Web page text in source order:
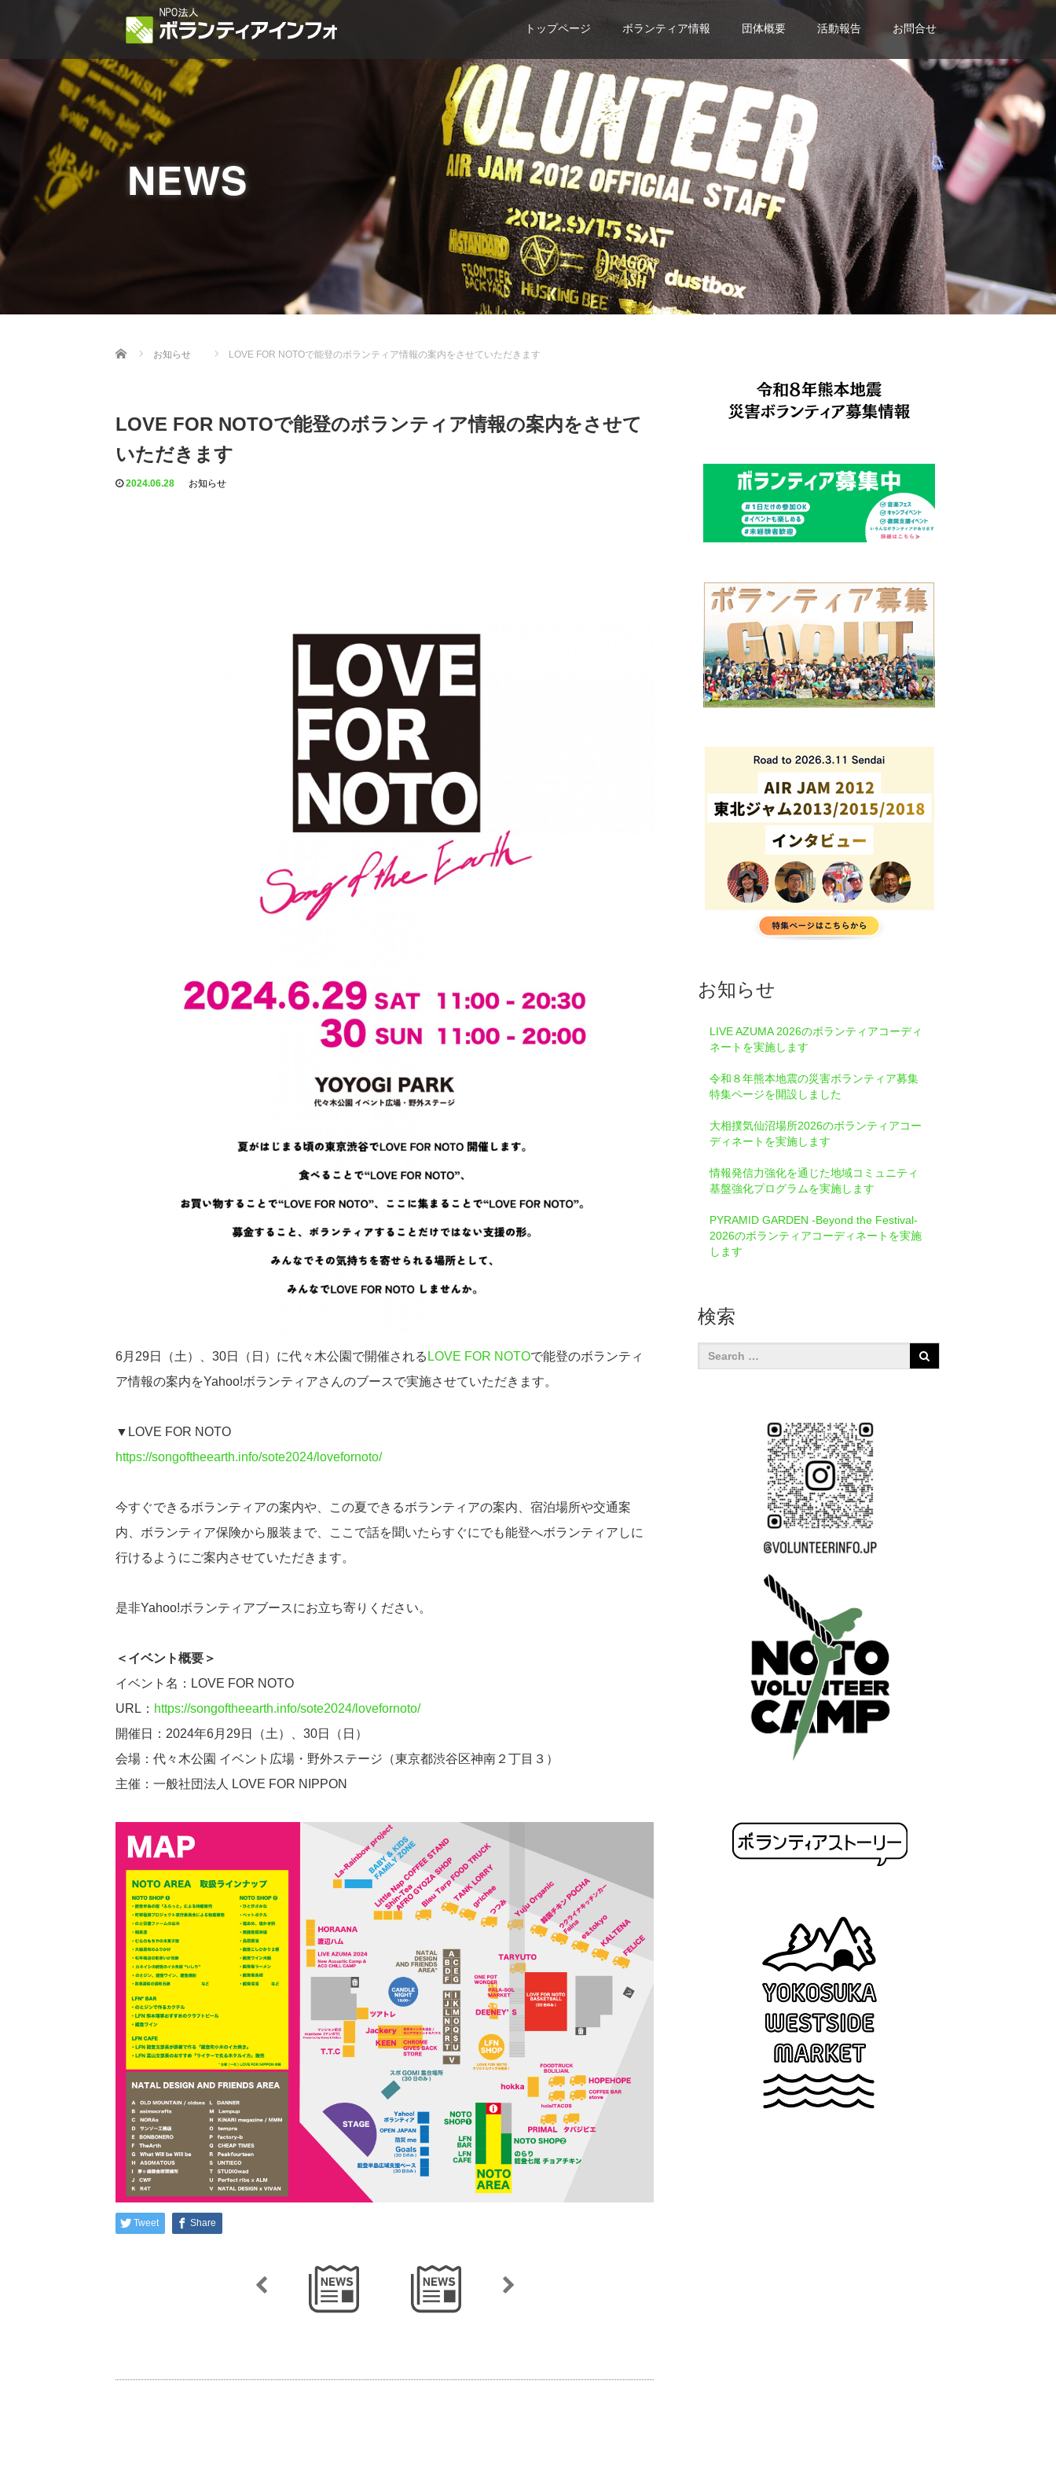
トップページ ボランティア情報 団体概要 活動報告 お問合せ
NEWS
Home お知らせ LOVE FOR NOTOで能登のボランティア情報の案内をさせていただきます
LOVE FOR NOTOで能登のボランティア情報の案内をさせて
いただきます
2024.06.28 お知らせ
6月29日（土）、30日（日）に代々木公園で開催される LOVE FOR NOTOで能登のボランティ
ア情報の案内をYahoo!ボランティアさんのブースで実施させていただきます。
▼LOVE FOR NOTO
https://songoftheearth.info/sote2024/lovefornoto/
今すぐできるボランティアの案内や、この夏できるボランティアの案内、宿泊場所や交通案
内、ボランティア保険から服装まで、ここで話を聞いたらすぐにでも能登へボランティアしに
行けるようにご案内させていただきます。
是非Yahoo!ボランティアブースにお立ち寄りください。
＜イベント概要＞
イベント名：LOVE FOR NOTO
URL： https://songoftheearth.info/sote2024/lovefornoto/
開催日：2024年6月29日（土）、30日（日）
会場：代々木公園 イベント広場・野外ステージ（東京都渋谷区神南２丁目３）
主催：一般社団法人 LOVE FOR NIPPON
Tweet Share
お知らせ
LIVE AZUMA 2026のボランティアコーディ
ネートを実施します
令和８年熊本地震の災害ボランティア募集
特集ページを開設しました
大相撲気仙沼場所2026のボランティアコー
ディネートを実施します
情報発信⼒強化を通じた地域コミュニティ
基盤強化プログラムを実施します
PYRAMID GARDEN -Beyond the Festival-
2026のボランティアコーディネートを実施
します
検索